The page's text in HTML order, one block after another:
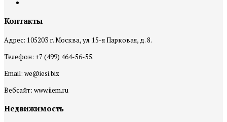
Контакты
Адрес: 105203 г. Москва, ул. 15-я Парковая, д. 8.
Телефон: +7 (499) 464-56-55.
Email: we@iesi.biz
Вебсайт: www.iiem.ru
Недвижимость